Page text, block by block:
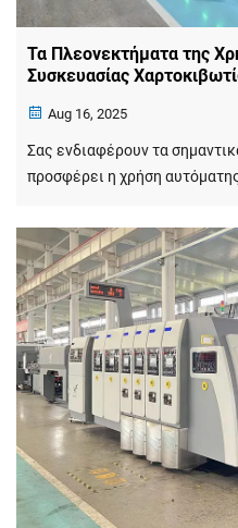
Τα Πλεονεκτήματα της
Συσκευασίας
Aug 16, 2025
Σας ενδιαφέρουν τα
προσφέρει η χρήση
και παραγωγής; Σε αυτό το
οφέλη αυτής της
εξοπλισμού συσκευασίας.
μηχανή συσκευασίας
μεταμορφώσει τη
εξασφαλίζοντας ομαλές
αποδοτικότητα και